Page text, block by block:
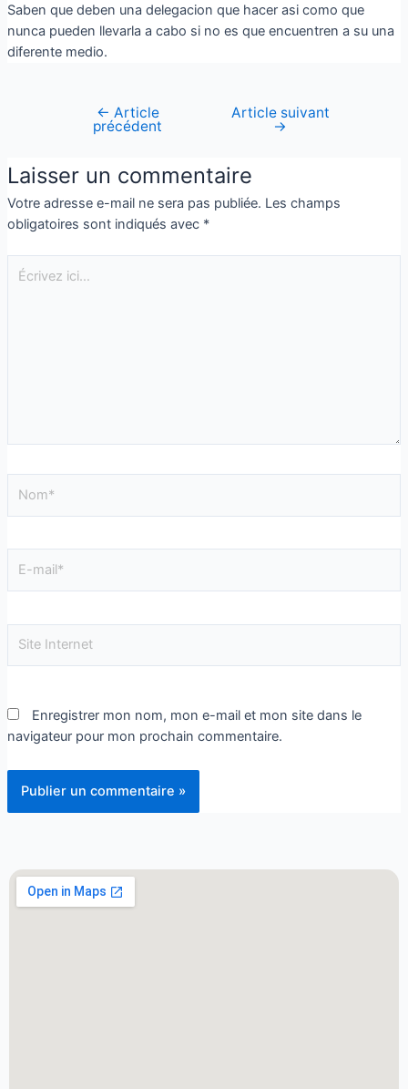
Saben que deben una delegacion que hacer asi­ como que
nunca pueden llevarla a cabo si no es que encuentren a su una
diferente medio.
← Article
précédent
Article suivant
→
Laisser un commentaire
Votre adresse e-mail ne sera pas publiée. Les champs
obligatoires sont indiqués avec *
Enregistrer mon nom, mon e-mail et mon site dans le
navigateur pour mon prochain commentaire.